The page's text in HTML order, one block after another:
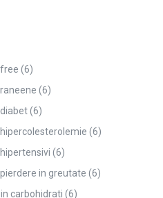
(6)
(6)
(6)
(6)
(6)
in greutate (6)
carbohidrati (6)